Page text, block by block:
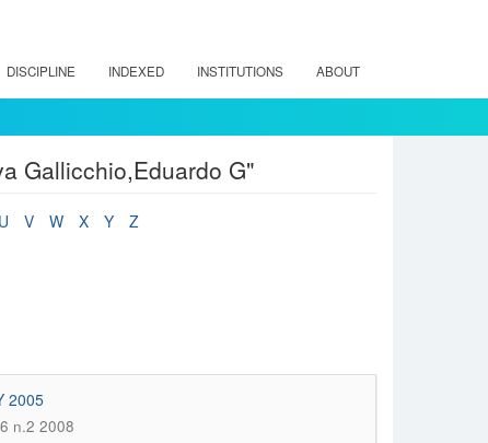
DISCIPLINE INDEXED INSTITUTIONS ABOUT
Gallicchio,Eduardo G"
U V W X Y
Z
2005
n.2 2008